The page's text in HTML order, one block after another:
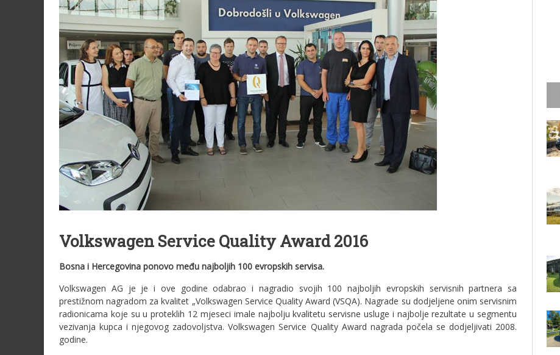
Volkswagen Service Quality Award 2016
Bosna i Hercegovina ponovo među najboljih 100 evropskih servisa.
Volkswagen AG je je i ove godine odabrao i nagradio svojih 100 najboljih evropskih servisnih partnera sa
prestižnom nagradom za kvalitet „Volkswagen Service Quality Award (VSQA). Nagrade su dodjeljene onim servisnim
radionicama koje su u proteklih 12 mjeseci imale najbolju kvalitetu servisne usluge i najbolje rezultate u segmentu
vezivanja kupca i njegovog zadovoljstva. Volkswagen Service Quality Award nagrada počela se dodjeljivati 2008.
godine.